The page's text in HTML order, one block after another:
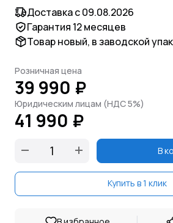
Доставка с 09.08.2026
Гарантия 12 месяцев
Товар новый, в заводской
Розничная цена
39 990 ₽
Юридическим лицам (НДС 5%)
41 990 ₽
В
Купить в 1 клик